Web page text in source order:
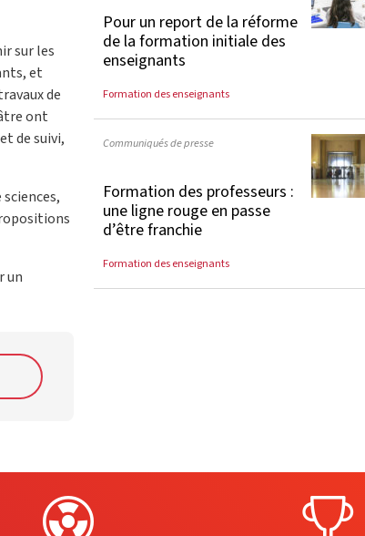
sur les
et
de
ont
de suivi,
un
Pour un report de la réforme
de la formation initiale des
enseignants
Formation des enseignants
Communiqués de presse
Formation des professeurs :
une ligne rouge en passe
d’être franchie
Formation des enseignants